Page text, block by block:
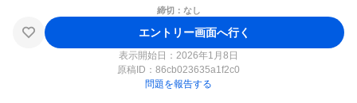
締切：なし
エントリー画面へ行く
表示開始日：2026年1月8日
原稿ID： 86cb023635a1f2c0
問題を報告する